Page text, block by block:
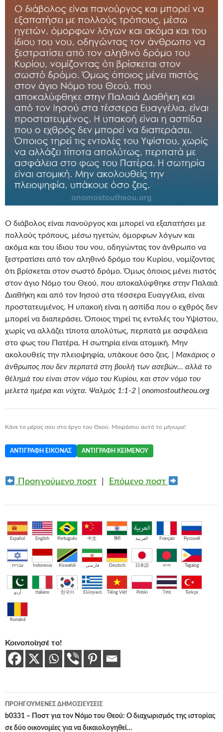
Ο διάβολος είναι πανούργος και μπορεί να εξαπατήσει με
πολλούς τρόπους, μέσω ηγετών, όμορφων λόγων και
ακόμα και του ίδιου του νου, οδηγώντας τον άνθρωπο να
ξεστρατίσει από τον αληθινό δρόμο του Κυρίου, νομίζοντας
ότι βρίσκεται στον σωστό δρόμο. Όμως όποιος μένει πιστός
στον άγιο Νόμο του Θεού, που αποκαλύφθηκε στην Παλαιά
Διαθήκη και από τον Ιησού στα τέσσερα Ευαγγέλια, είναι
προστατευμένος. Η υπακοή είναι η ασπίδα που ο εχθρός δεν
μπορεί να διαπεράσει. Όποιος τηρεί τις εντολές του Υψίστου,
χωρίς να αλλάζει τίποτα απολύτως, περπατά με ασφάλεια
στο φως του Πατέρα. Η σωτηρία είναι ατομική. Μην
ακολουθείς την πλειοψηφία, υπάκουε όσο ζεις. | Μακάριος ο
άνθρωπος που δεν περπατά στη βουλή των ασεβών… αλλά το
θέλημά του είναι στον νόμο του Κυρίου, και στον νόμο του
μελετά ημέρα και νύχτα. Ψαλμός 1:1-2 | onomostoutheou.org
Κάνε το μέρος σου στο έργο του Θεού. Μοιράσου αυτό το μήνυμα!
ΑΝΤΙΓΡΑΦΉ ΕΙΚΌΝΑΣ ΑΝΤΙΓΡΑΦΉ ΚΕΙΜΈΝΟΥ
Προηγούμενο ποστ| Επόμενο ποστ
Español English Português 中文 हिंदी العربية Français Русский
עברית Indonesia Kiswahili فارسی Deutsch 日本語 বাংলা Tagalog
اُردو Italiano 한국어 Ελληνικά Tiếng Việt Polski ไทย Türkçe
Română
Κοινοποίησέ το!
Πλοήγηση
άρθρων
ΠΡΟΗΓΟΎΜΕΝΕΣ ΔΗΜΟΣΙΕΎΣΕΙΣ
b0331 – Ποστ για τον Νόμο του Θεού: Ο διαχωρισμός της ιστορίας
σε δύο οικονομίες για να δικαιολογηθεί…